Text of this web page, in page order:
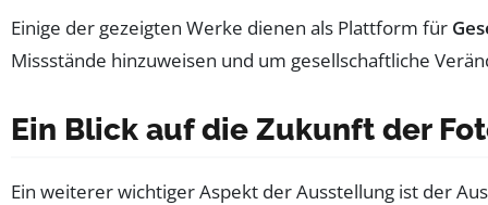
Einige der gezeigten Werke dienen als Plattform für
Missstände hinzuweisen und um gesellschaftliche
Ein Blick auf die Zukunft der
Ein weiterer wichtiger Aspekt der Ausstellung ist der